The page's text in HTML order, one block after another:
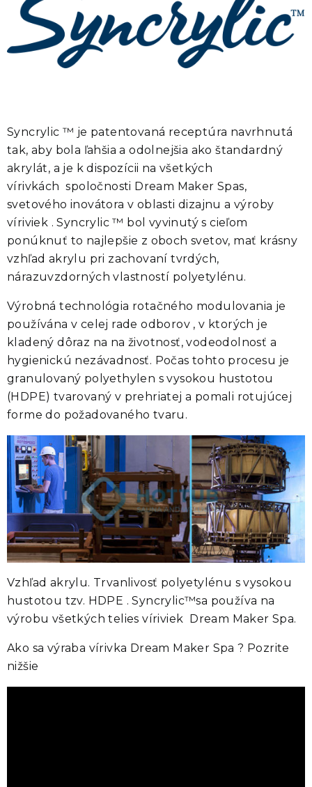
Syncrylic ™ je patentovaná receptúra navrhnutá
tak, aby bola ľahšia a odolnejšia ako štandardný
akrylát, a je k dispozícii na všetkých
vírivkách spoločnosti Dream Maker Spas,
svetového inovátora v oblasti dizajnu a výroby
víriviek . Syncrylic ™ bol vyvinutý s cieľom
ponúknuť to najlepšie z oboch svetov, mať krásny
vzhľad akrylu pri zachovaní tvrdých,
nárazuvzdorných vlastností polyetylénu.
Výrobná technológia rotačného modulovania je
používána v celej rade odborov , v ktorých je
kladený dôraz na na životnosť, vodeodolnosť a
hygienickú nezávadnosť. Počas tohto procesu je
granulovaný polyethylen s vysokou hustotou
(HDPE) tvarovaný v prehriatej a pomali rotujúcej
forme do požadovaného tvaru.
Vzhľad akrylu. Trvanlivosť polyetylénu s vysokou
hustotou tzv. HDPE . Syncrylic™sa používa na
výrobu všetkých telies víriviek Dream Maker Spa.
Ako sa výraba vírivka Dream Maker Spa ? Pozrite
nižšie